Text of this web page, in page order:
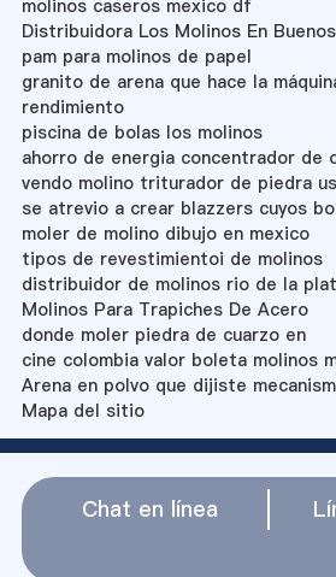
molinos caseros mexico df
Distribuidora Los Molinos En
pam para molinos de papel
granito de arena que hace la
rendimiento
piscina de bolas los molinos
ahorro de energia concentrador de
vendo molino triturador de piedra
se atrevio a crear blazzers cuyos
moler de molino dibujo en mexico
tipos de revestimientoi de molinos
distribuidor de molinos rio de la
Molinos Para Trapiches De Acero
donde moler piedra de cuarzo en
cine colombia valor boleta molinos
Arena en polvo que dijiste
Mapa del sitio
Chat en línea